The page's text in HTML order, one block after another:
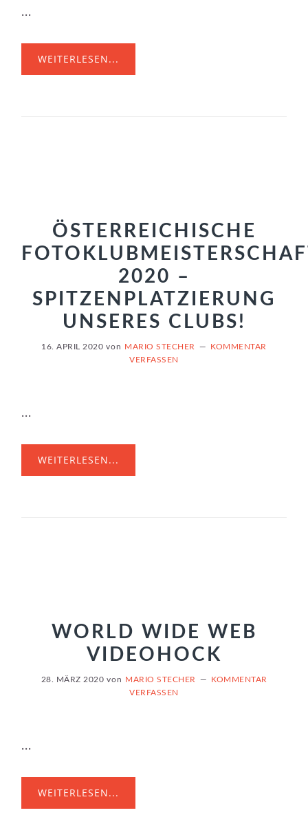
...
WEITERLESEN...
ÖSTERREICHISCHE
2020 –
SPITZENPLATZIERUNG
UNSERES CLUBS!
16. APRIL 2020 von MARIO STECHER
KOMMENTAR
VERFASSEN
...
WEITERLESEN...
WORLD WIDE WEB
VIDEOHOCK
28. MÄRZ 2020 von MARIO STECHER
KOMMENTAR
VERFASSEN
...
WEITERLESEN...